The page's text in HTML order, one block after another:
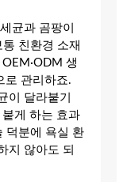
균과 곰팡이
친환경 소재
생
로 관리하죠.
이 달라붙기
게 하는 효과
덕분에 욕실 환
지 않아도 되